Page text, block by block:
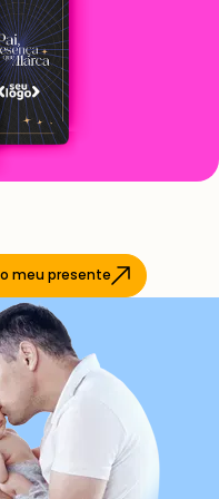
meu presente